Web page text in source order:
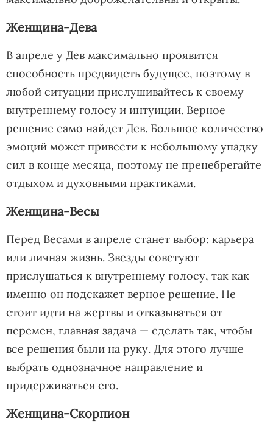
Женщина-Дева
В апреле у Дев максимально проявится
способность предвидеть будущее, поэтому в
любой ситуации прислушивайтесь к своему
внутреннему голосу и интуиции. Верное
решение само найдет Дев. Большое количество
эмоций может привести к небольшому упадку
сил в конце месяца, поэтому не пренебрегайте
отдыхом и духовными практиками.
Женщина-Весы
Перед Весами в апреле станет выбор: карьера
или личная жизнь. Звезды советуют
прислушаться к внутреннему голосу, так как
именно он подскажет верное решение. Не
стоит идти на жертвы и отказываться от
перемен, главная задача — сделать так, чтобы
все решения были на руку. Для этого лучше
выбрать однозначное направление и
придерживаться его.
Женщина-Скорпион